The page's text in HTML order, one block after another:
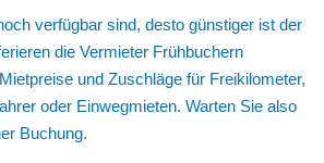
verfügbar sind, desto günstiger ist der
die Vermieter Frühbuchern
und Zuschläge für Freikilometer,
oder Einwegmieten. Warten Sie also
Buchung.